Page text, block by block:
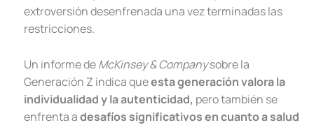
extroversión desenfrenada una vez terminadas las
restricciones.
Un informe deMcKinsey & Companysobre la
Generación Z indica queesta generación valora la
individualidad y la autenticidad, pero también se
enfrenta adesafíos significativos en cuanto a salud